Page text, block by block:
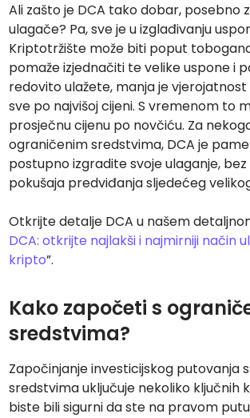
Ali zašto je DCA tako dobar, posebno
ulagače? Pa, sve je u izglađivanju
Kriptotržište može biti poput
pomaže izjednačiti te velike uspone i
redovito ulažete, manja je
sve po najvišoj cijeni. S vremenom to
prosječnu cijenu po novčiću. Za
ograničenim sredstvima, DCA je
postupno izgradite svoje ulaganje,
pokušaja predviđanja sljedećeg
Otkrijte detalje DCA u našem
DCA: otkrijte najlakši i najmirniji način
kripto”.
Kako započeti s
sredstvima?
Započinjanje investicijskog putovanja
sredstvima uključuje nekoliko ključnih
biste bili sigurni da ste na pravom